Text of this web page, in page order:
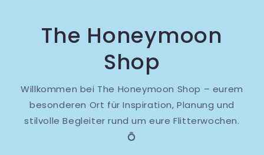
The Honeymoon
Shop
Willkommen bei The Honeymoon Shop – eurem
besonderen Ort für Inspiration, Planung und
stilvolle Begleiter rund um eure Flitterwochen.
💍